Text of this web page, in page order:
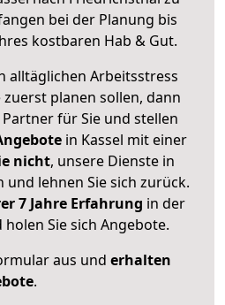
bei der Planung bis
kostbaren Hab & Gut.
alltäglichen Arbeitsstress
zuerst planen sollen, dann
für Sie und stellen
in Kassel mit einer
nicht, unsere Dienste in
lehnen Sie sich zurück.
7 Jahre Erfahrung in der
Sie sich Angebote.
aus und erhalten
.